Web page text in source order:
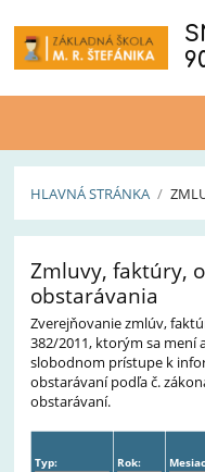
HLAVNÁ STRÁNKA /
faktúry
Zmluvy, faktúry,
obstarávania
Zverejňovanie zmlúv,
382/2011, ktorým sa mení
slobodnom prístupe k
obstarávaní podľa č.
obstarávaní.
Typ: Rok: